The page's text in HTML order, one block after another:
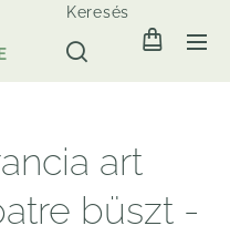
Keresés
art
büszt -